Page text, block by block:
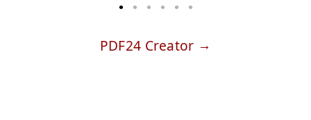
PDF24 Creator